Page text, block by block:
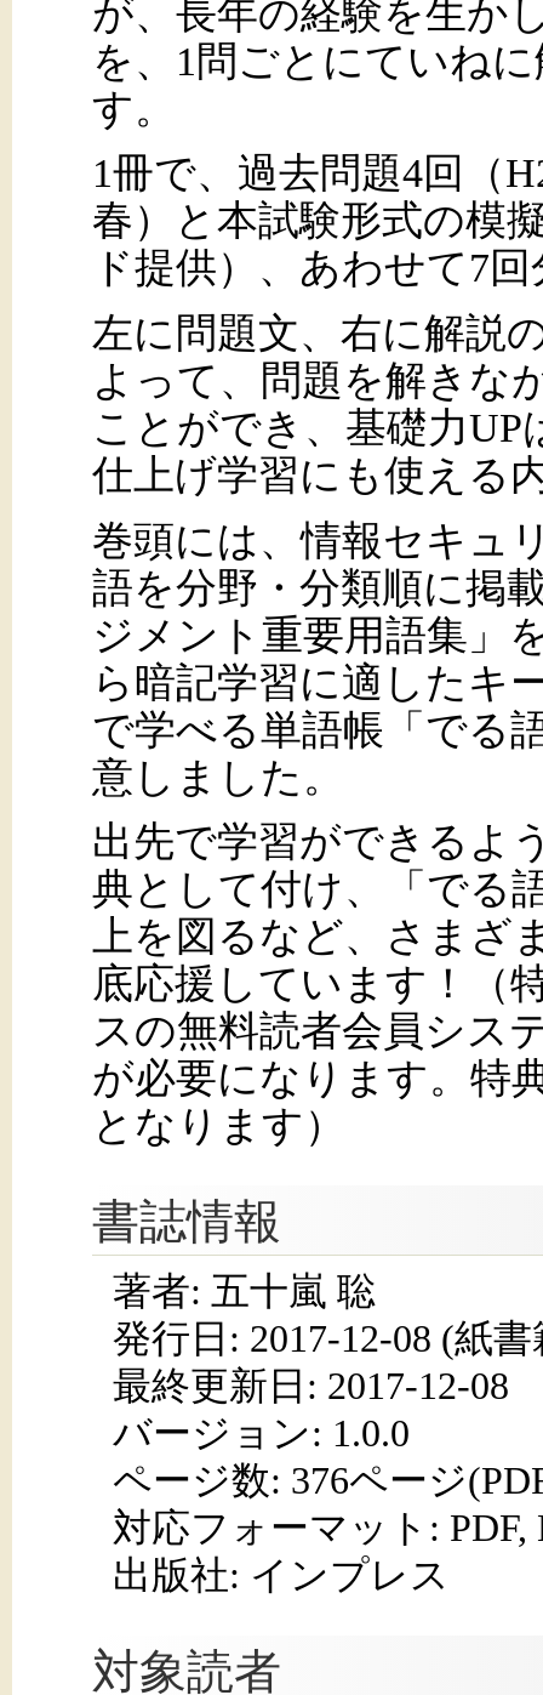
が、長年の経験を生か
を、1問ごとにていね
す。
1冊で、過去問題4回（
春）と本試験形式の模
ド提供）、あわせて7
左に問題文、右に解説
よって、問題を解きな
ことができ、基礎力
仕上げ学習にも使える
巻頭には、情報セキュ
語を分野・分類順に掲
ジメント重要用語集」
ら暗記学習に適したキ
で学べる単語帳「でる
意しました。
出先で学習ができるよ
典として付け、「でる
上を図るなど、さまざ
底応援しています！（
スの無料読者会員シス
が必要になります。特
となります）
書誌情報
著者: 五十嵐 聡
発行日: 2017-12-08 (紙書
最終更新日: 2017-12-08
バージョン: 1.0.0
ページ数: 376ページ
対応フォーマット: PDF,
出版社: インプレス
対象読者